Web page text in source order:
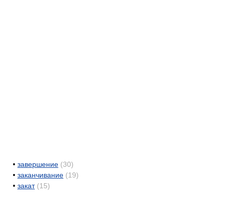
• завершение (30)
• заканчивание (19)
• закат (15)